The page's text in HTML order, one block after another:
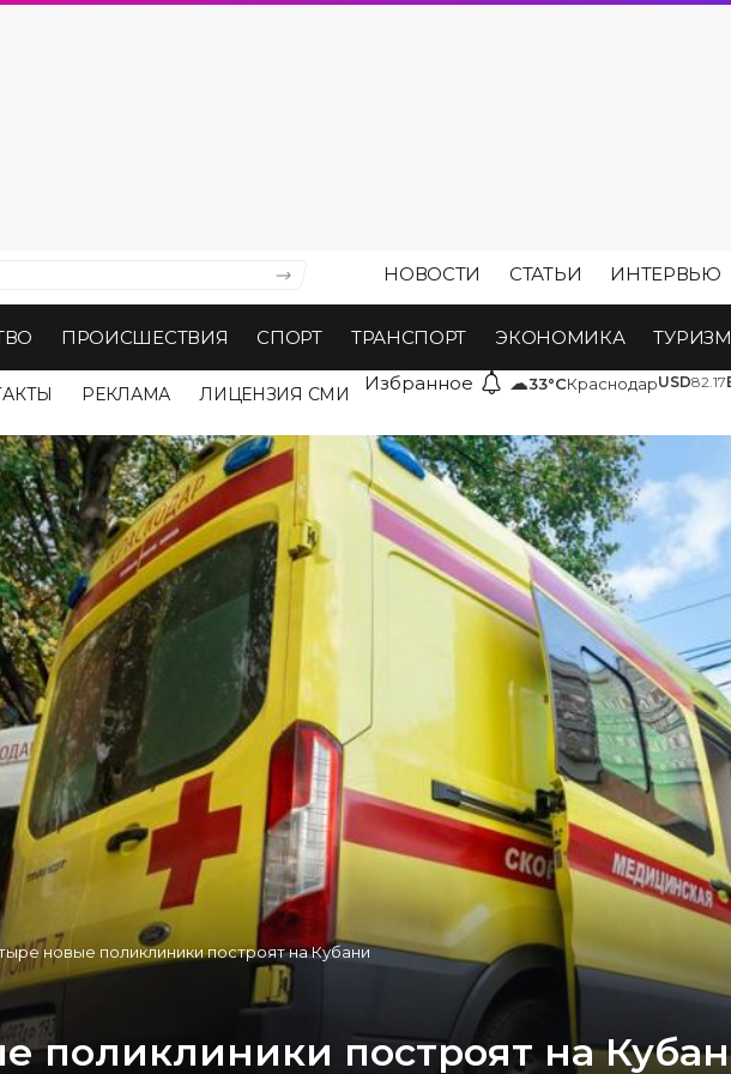
НОВОСТИ СТАТЬИ ИНТЕРВЬЮ
ПРОИСШЕСТВИЯ СПОРТ ТРАНСПОРТ ЭКОНОМИКА ТУРИЗМ
РЕКЛАМА ЛИЦЕНЗИЯ СМИ Избранное ☁33°CКраснодарUSD82.17
новые поликлиники построят на Кубани
поликлиники построят на